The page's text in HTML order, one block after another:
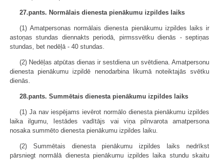
27.pants. Normālais dienesta pienākumu izpildes laiks
(1) Amatpersonas normālais dienesta pienākumu izpildes laiks ir
astoņas stundas diennakts periodā, pirmssvētku dienās - septiņas
stundas, bet nedēļā - 40 stundas.
(2) Nedēļas atpūtas dienas ir sestdiena un svētdiena. Amatpersonu
dienesta pienākumu izpildē nenodarbina likumā noteiktajās svētku
dienās.
28.pants. Summētais dienesta pienākumu izpildes laiks
(1) Ja nav iespējams ievērot normālo dienesta pienākumu izpildes
laika ilgumu, Iestādes vadītājs vai viņa pilnvarota amatpersona
nosaka summēto dienesta pienākumu izpildes laiku.
(2) Summētais dienesta pienākumu izpildes laiks nedrīkst
pārsniegt normālā dienesta pienākumu izpildes laika stundu skaitu